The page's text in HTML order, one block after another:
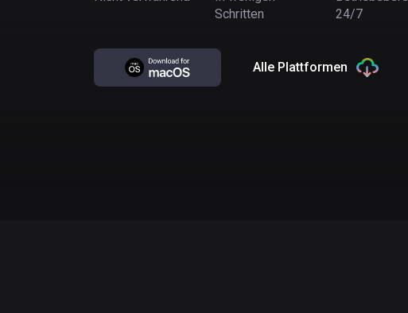
Schritten
24/7
Alle Plattformen